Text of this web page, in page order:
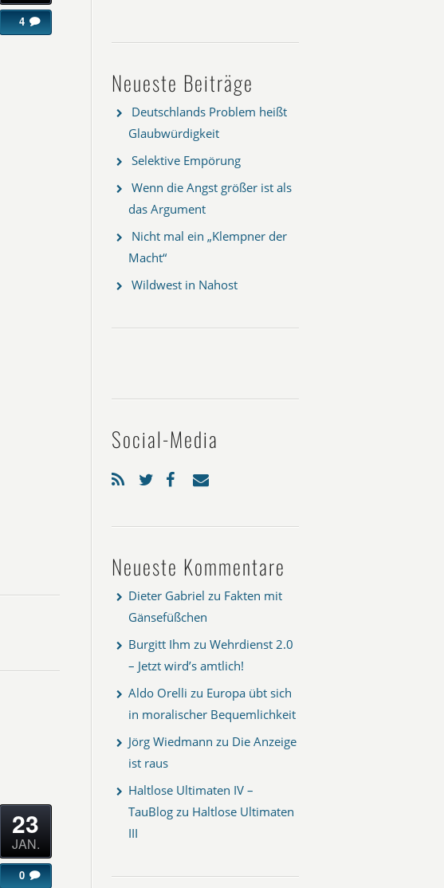
4
23
JAN.
0
Neueste Beiträge
Deutschlands Problem heißt
Glaubwürdigkeit
Selektive Empörung
Wenn die Angst größer ist als
das Argument
Nicht mal ein „Klempner der
Macht“
Wildwest in Nahost
Social-Media
Neueste Kommentare
Dieter Gabriel zu Fakten mit
Gänsefüßchen
Burgitt Ihm zu Wehrdienst 2.0
– Jetzt wird’s amtlich!
Aldo Orelli zu Europa übt sich
in moralischer Bequemlichkeit
Jörg Wiedmann zu Die Anzeige
ist raus
Haltlose Ultimaten IV –
TauBlog zu Haltlose Ultimaten
III